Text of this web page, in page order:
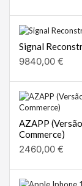
Signal
9840,00 €
AZAPP
Commerce)
2460,00 €